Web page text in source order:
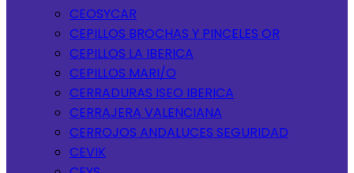
CEOSYCAR
CEPILLOS BROCHAS Y PINCELES OR
CEPILLOS LA IBERICA
CEPILLOS MARI/O
CERRADURAS ISEO IBERICA
CERRAJERA VALENCIANA
CERROJOS ANDALUCES SEGURIDAD
CEVIK